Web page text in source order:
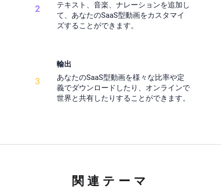
2
テキスト、音楽、ナレーションを追加し
て、あなたのSaaS型動画をカスタマイ
ズすることができます。
3
輸出
あなたのSaaS型動画を様々な比率や定
義でダウンロードしたり、オンラインで
世界と共有したりすることができます。
関連テーマ